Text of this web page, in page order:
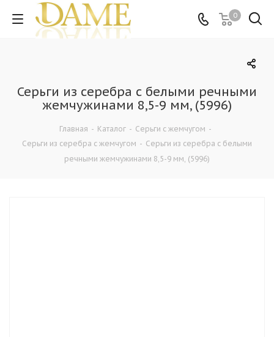
0
Серьги из серебра c белыми речными
жемчужинами 8,5-9 мм, (5996)
Главная - Каталог - Серьги с жемчугом -
Серьги из серебра с жемчугом - Серьги из серебра c белыми
речными жемчужинами 8,5-9 мм, (5996)